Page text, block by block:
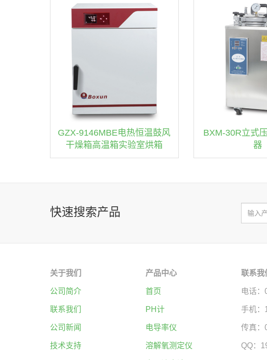
GZX-9146MBE电热恒温鼓风
干燥箱高温箱实验室烘箱
BXM-30R立式
器
快速搜索产品
关于我们
公司简介
联系我们
公司新闻
技术支持
产品中心
首页
PH计
电导率仪
溶解氧测定仪
联系我
电话：
手机：
传真：
QQ：